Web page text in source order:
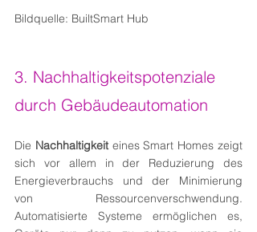
Bildquelle: BuiltSmart Hub
3. Nachhaltigkeitspotenziale
durch Gebäudeautomation
Die Nachhaltigkeit eines Smart Homes zeigt
sich vor allem in der Reduzierung des
Energieverbrauchs und der Minimierung
von Ressourcenverschwendung.
Automatisierte Systeme ermöglichen es,